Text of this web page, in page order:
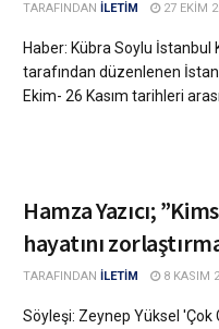
TARAFINDAN İLETİM 27 EKIM
Haber: Kübra Soylu İstanbul
tarafından düzenlenen
Ekim- 26 Kasım tarihleri
Hamza Yazıcı;
hayatını
TARAFINDAN İLETİM 8 KASIM
Söyleşi: Zeynep Yüksel 'Çok